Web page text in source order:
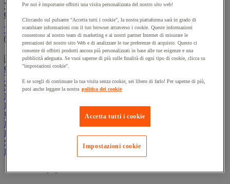
Vai al carrello
Continua
Tutti i prodotti
Offerte
Prodotti sostenibili
Manutan Expert
Prodotti in pronta consegna
Traccia il tuo ordine
Ordine rapido Contatti
Offerte Prodotti sostenibili
Traccia il tuo ordine
Ordine rapido
Contatti
Sicurezza e salute
Magazzino
Igiene
Ufficio e smart working
Imballaggio e contenitori
Forniture industriali e utensili
Spazi esterni
Ristorazione
Per noi è importante offrirti una visita personalizzata del nostro sito web!
Cliccando sul pulsante "Accetta tutti i cookie", la nostra piattaforma sarà in grado di
scambiare informazioni con il tuo browser attraverso i cookie. Queste informazioni
consentono al nostro team di marketing e ai nostri partner Internet di misurare le
prestazioni del nostro sito Web e di analizzare le tue preferenze di acquisto. Questo ci
consente di offrirti prodotti ancora più personalizzati in base alle tue esigenze e una
pubblicità adeguata. Se vuoi saperne di più sulle finalità di ogni tipo di cookie, clicca su
"impostazioni cookie".
E se scegli di continuare la tua visita senza cookie, sei libero di farlo! Per saperne di più,
puoi anche leggere la nostra politica dei cookie
Accetta tutti i cookie
Impostazioni cookie